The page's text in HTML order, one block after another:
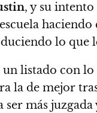
, y su
haciendo
lo que
listado con
la de mejor
ser más